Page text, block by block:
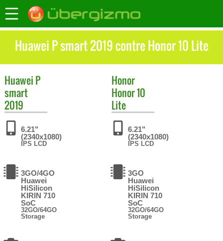
Huawei P smart 2019 contre Honor 10 Lite
Huawei P
smart
2019
6.21"
(2340x1080)
IPS LCD
3GO/4GO
Huawei
HiSilicon
KIRIN 710
SoC
32GO/64GO
Storage
Honor
Honor 10
Lite
6.21"
(2340x1080)
IPS LCD
3GO
Huawei
HiSilicon
KIRIN 710
SoC
32GO/64GO
Storage